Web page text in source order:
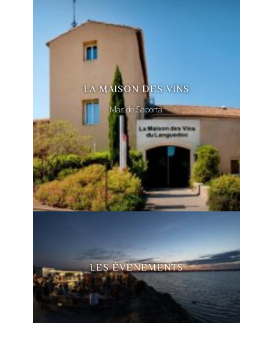
LA MAISON DES VINS
Mas de Saporta
LES ÉVÈNEMENTS